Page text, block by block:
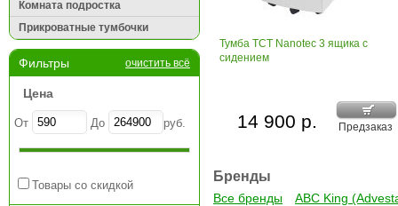
Комната подростка
Прикроватные тумбочки
Фильтры очистить всё
Цена
От До руб.
Товары со скидкой
Тумба ТСТ Nanotec 3 ящика с
сидением
Предзаказ
14 900 р.
Бренды
Все бренды
ABC King